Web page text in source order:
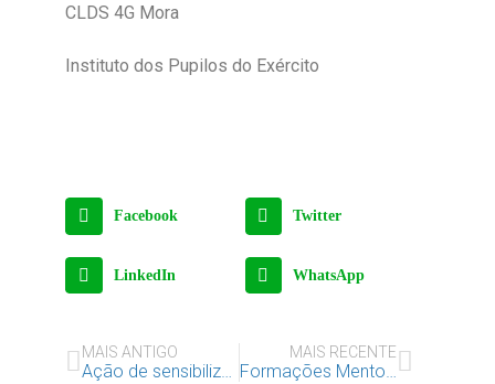
CLDS 4G Mora
Instituto dos Pupilos do Exército
Facebook Twitter
LinkedIn WhatsApp
MAIS ANTIGO
Ação de sensibilização para docentes – “Gestão Positiva do Conflito”
MAIS RECENTE
Formações Mentorias